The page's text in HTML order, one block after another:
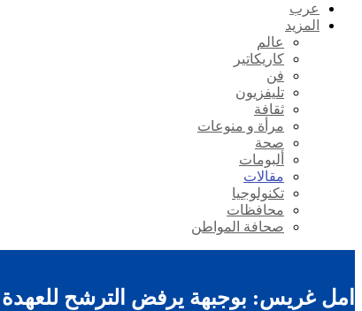
عرب
المزيد
عالم
كاريكاتير
فن
تليفزيون
ثقافة
مرأة و منوعات
صحة
ألبومات
مقالات
تكنولوجيا
محافظات
صحافة المواطن
امل غريس: بوجبهة يرفض الترشح للعهدة